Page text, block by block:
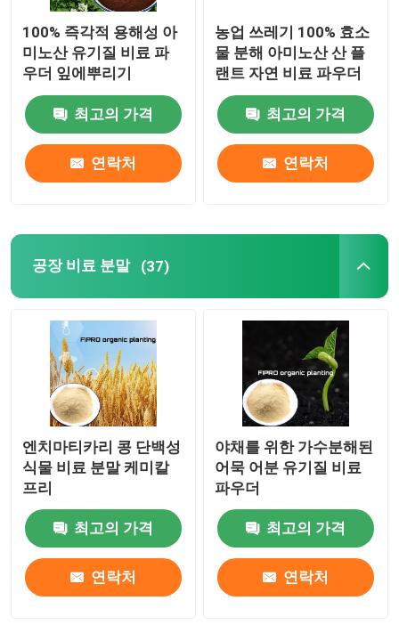
돼지 사육 첨가제
단백질 가수분해물 파우더
자연적 채색 대리인들
100% 즉각적 용해성 아
미노산 유기질 비료 파
우더 잎에뿌리기
최고의 가격
연락처
농업 쓰레기 100% 효소
물 분해 아미노산 산 플
랜트 자연 비료 파우더
최고의 가격
연락처
공장 비료 분말 (37)
엔치마티카리 콩 단백성
식물 비료 분말 케미칼
프리
최고의 가격
연락처
야채를 위한 가수분해된
어묵 어분 유기질 비료
파우더
최고의 가격
연락처